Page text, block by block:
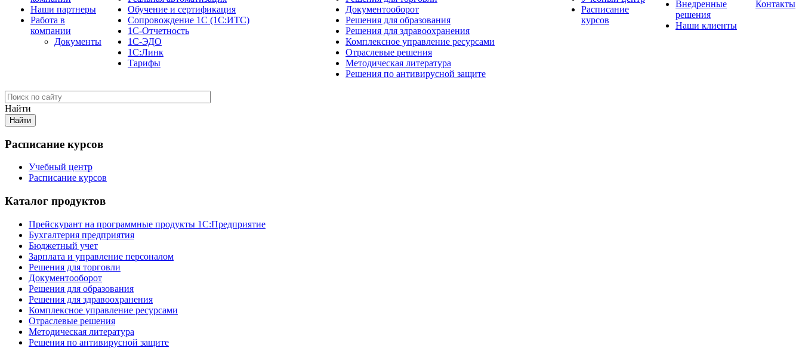
Наши партнеры
Работа в
компании
Документы
Обучение и сертификация
Сопровождение 1С (1С:ИТС)
1С-Отчетность
1С-ЭДО
1С:Линк
Тарифы
Документооборот
Решения для образования
Решения для здравоохранения
Комплексное управление ресурсами
Отраслевые решения
Методическая литература
Решения по антивирусной защите
Расписание
курсов
Внедренные
решения
Наши клиенты
Контакты
Найти
Расписание курсов
Учебный центр
Расписание курсов
Каталог продуктов
Прейскурант на программные продукты 1С:Предприятие
Бухгалтерия предприятия
Бюджетный учет
Зарплата и управление персоналом
Решения для торговли
Документооборот
Решения для образования
Решения для здравоохранения
Комплексное управление ресурсами
Отраслевые решения
Методическая литература
Решения по антивирусной защите